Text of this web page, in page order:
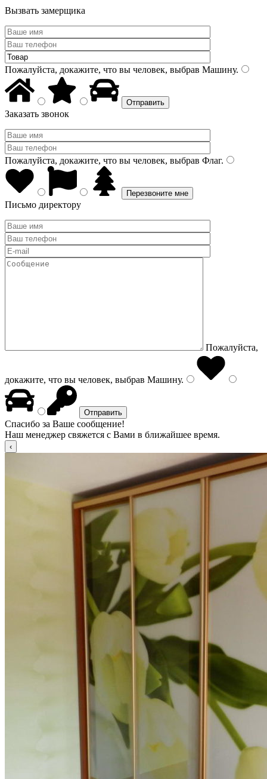
Вызвать замерщика
Пожалуйста, докажите, что вы человек, выбрав Машину.
Заказать звонок
Пожалуйста, докажите, что вы человек, выбрав Флаг.
Письмо директору
Пожалуйста,
докажите, что вы человек, выбрав Машину.
Спасибо за Ваше сообщение!
Наш менеджер свяжется с Вами в ближайшее время.